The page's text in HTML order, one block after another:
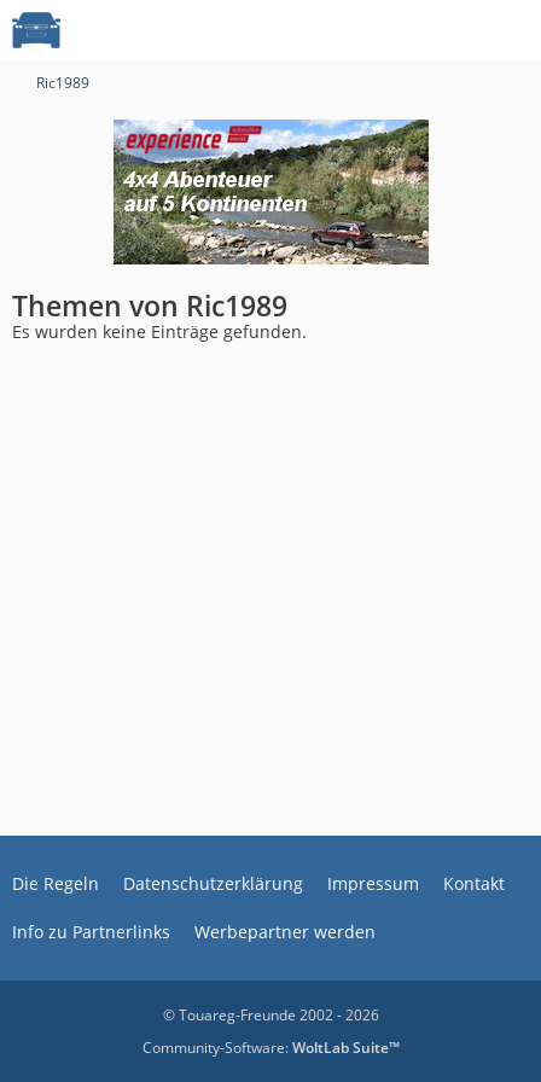
Ric1989
Themen von Ric1989
Es wurden keine Einträge gefunden.
Die Regeln Datenschutzerklärung Impressum Kontakt
Info zu Partnerlinks Werbepartner werden
© Touareg-Freunde 2002 - 2026
Community-Software:WoltLab Suite™